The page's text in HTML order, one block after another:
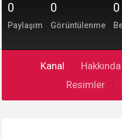
0
Paylaşım
0
Görüntülenme
0
Kanal Hakkında
Resimler